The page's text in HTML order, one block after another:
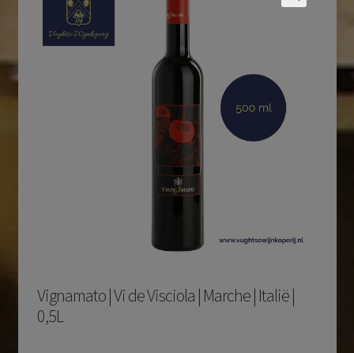
Vignamato | Vi de Visciola | Marche | Italië |
0,5L